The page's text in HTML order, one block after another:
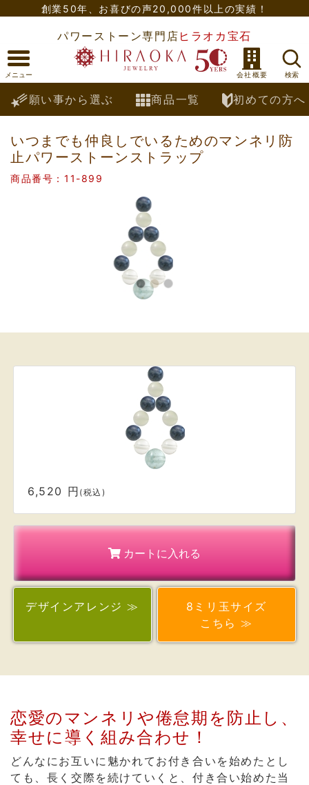
創業50年、 お喜びの声20,000件以上の実績！
パワーストーン専門店 ヒラオカ宝石
願い事から選ぶ 商品一覧 初めての方へ
いつまでも仲良しでいるためのマンネリ防
止パワーストーンストラップ
商品番号：11-899
6,520 円 (税込)
カートに入れる
デザインアレンジ ≫
8ミリ玉サイズ
こちら ≫
恋愛のマンネリや倦怠期を防止し、
幸せに導く組み合わせ！
どんなにお互いに魅かれてお付き合いを始めたとし
ても、長く交際を続けていくと、付き合い始めた当